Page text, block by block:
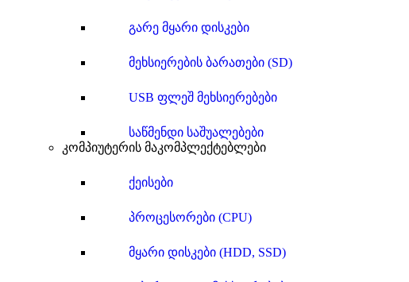
გარე მყარი დისკები
მეხსიერების ბარათები (SD)
USB ფლეშ მეხსიერებები
საწმენდი საშუალებები
კომპიუტერის მაკომპლექტებლები
ქეისები
პროცესორები (CPU)
მყარი დისკები (HDD, SSD)